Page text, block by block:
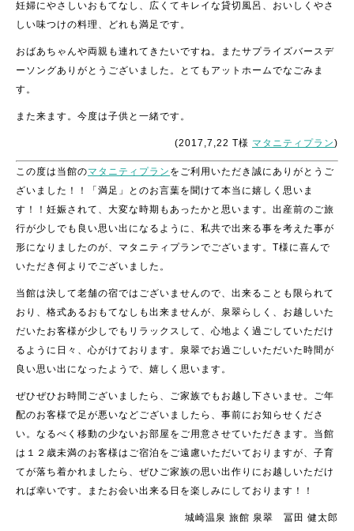
妊婦にやさしいおもてなし、広くてキレイな貸切風呂、おいしくやさ
しい味つけの料理、どれも満足です。
おばあちゃんや両親も連れてきたいですね。またサプライズバースデ
ーソングありがとうございました。とてもアットホームでなごみま
す。
また来ます。今度は子供と一緒です。
(2017,7,22 T様 マタニティプラン)
この度は当館のマタニティプラン をご利用いただき誠にありがとうご
ざいました！！「満足」とのお言葉を聞けて本当に嬉しく思いま
す！！妊娠されて、大変な時期もあったかと思います。出産前のご旅
行が少しでも良い思い出になるように、私共で出来る事を考えた事が
形になりましたのが、マタニティプランでございます。T様に喜んで
いただき何よりでございました。
当館は決して老舗の宿ではございませんので、出来ることも限られて
おり、格式あるおもてなしも出来ませんが、泉翠らしく、お越しいた
だいたお客様が少しでもリラックスして、心地よく過ごしていただけ
るように日々、心がけております。泉翠でお過ごしいただいた時間が
良い思い出になったようで、嬉しく思います。
ぜひぜひお時間ございましたら、ご家族でもお越し下さいませ。ご年
配のお客様で足が悪いなどございましたら、事前にお知らせくださ
い。なるべく移動の少ないお部屋をご用意させていただきます。当館
は１２歳未満のお客様はご宿泊をご遠慮いただいておりますが、子育
てが落ち着かれましたら、ぜひご家族の思い出作りにお越しいただけ
れば幸いです。またお会い出来る日を楽しみにしております！！
城崎温泉 旅館 泉翠 冨田 健太郎